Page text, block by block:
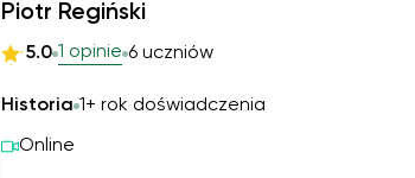
Piotr Regiński
5.0 1 opinie 6 uczniów
Historia 1+ rok doświadczenia
Online